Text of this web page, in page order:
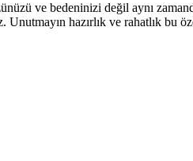
ve bedeninizi değil aynı
hazırlık ve rahatlık bu